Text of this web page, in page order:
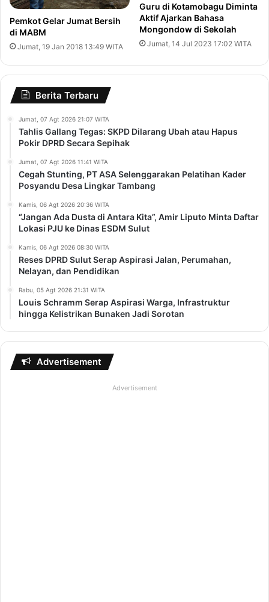
Pemkot Gelar Jumat Bersih
di MABM
Jumat, 19 Jan 2018 13:49 WITA
Guru di Kotamobagu Diminta
Aktif Ajarkan Bahasa
Mongondow di Sekolah
Jumat, 14 Jul 2023 17:02 WITA
Berita Terbaru
Jumat, 07 Agt 2026 21:07 WITA
Tahlis Gallang Tegas: SKPD Dilarang Ubah atau Hapus
Pokir DPRD Secara Sepihak
Jumat, 07 Agt 2026 11:41 WITA
Cegah Stunting, PT ASA Selenggarakan Pelatihan Kader
Posyandu Desa Lingkar Tambang
Kamis, 06 Agt 2026 20:36 WITA
“Jangan Ada Dusta di Antara Kita”, Amir Liputo Minta Daftar
Lokasi PJU ke Dinas ESDM Sulut
Kamis, 06 Agt 2026 08:30 WITA
Reses DPRD Sulut Serap Aspirasi Jalan, Perumahan,
Nelayan, dan Pendidikan
Rabu, 05 Agt 2026 21:31 WITA
Louis Schramm Serap Aspirasi Warga, Infrastruktur
hingga Kelistrikan Bunaken Jadi Sorotan
Advertisement
Advertisement